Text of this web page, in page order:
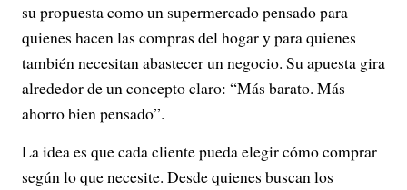
su propuesta como un supermercado pensado para
quienes hacen las compras del hogar y para quienes
también necesitan abastecer un negocio. Su apuesta gira
alrededor de un concepto claro: “Más barato. Más
ahorro bien pensado”.
La idea es que cada cliente pueda elegir cómo comprar
según lo que necesite. Desde quienes buscan los